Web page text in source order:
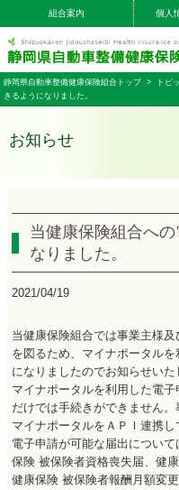
組合案内 個人
静岡県自動車整備健康保険組合トップ> トピ
きるようになりました。
お知らせ
当健康保険組合へ
なりました。
2021/04/19
当健康保険組合では事業主様
を図るため、マイナポータル
になりましたのでお知らせいた
マイナポータルを利用した電
だけでは手続きができません
マイナポータルをＡＰＩ連携し
電子申請が可能な届出につい
保険 被保険者資格喪失届、健
健康保険 被保険者報酬月額変